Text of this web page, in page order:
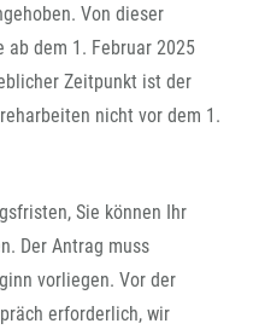
Von dieser
ab dem 1. Februar 2025
Zeitpunkt ist der
nicht vor dem 1.
Sie können Ihr
Der Antrag muss
vorliegen. Vor der
erforderlich, wir